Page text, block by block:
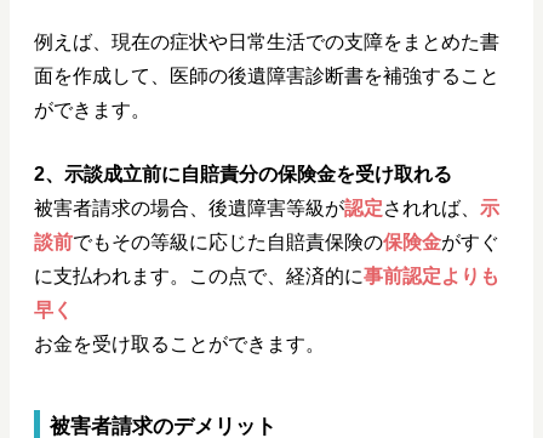
例えば、現在の症状や日常生活での支障をまとめた書
面を作成して、医師の後遺障害診断書を補強すること
ができます。
2、示談成立前に自賠責分の保険金を受け取れる
被害者請求の場合、後遺障害等級が認定されれば、 示
談前でもその等級に応じた自賠責保険の保険金がすぐ
に支払われます。この点で、経済的に事前認定よりも
早く
お金を受け取ることができます。
被害者請求のデメリット